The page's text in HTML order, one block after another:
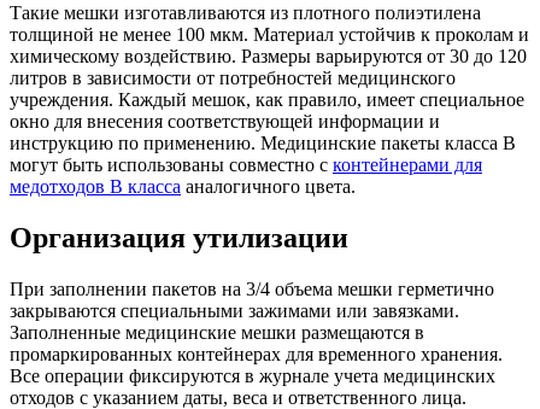
Такие мешки изготавливаются из плотного полиэтилена
толщиной не менее 100 мкм. Материал устойчив к проколам и
химическому воздействию. Размеры варьируются от 30 до 120
литров в зависимости от потребностей медицинского
учреждения. Каждый мешок, как правило, имеет специальное
окно для внесения соответствующей информации и
инструкцию по применению. Медицинские пакеты класса В
могут быть использованы совместно с контейнерами для
медотходов В класса аналогичного цвета.
Организация утилизации
При заполнении пакетов на 3/4 объема мешки герметично
закрываются специальными зажимами или завязками.
Заполненные медицинские мешки размещаются в
промаркированных контейнерах для временного хранения.
Все операции фиксируются в журнале учета медицинских
отходов с указанием даты, веса и ответственного лица.